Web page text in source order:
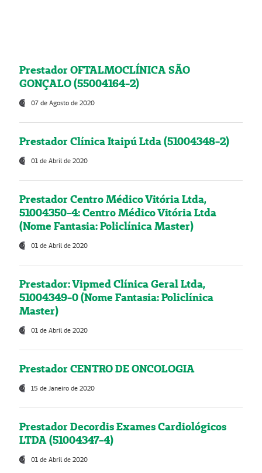
Prestador OFTALMOCLÍNICA SÃO
GONÇALO (55004164-2)
07 de Agosto de 2020
Prestador Clínica Itaipú Ltda (51004348-2)
01 de Abril de 2020
Prestador Centro Médico Vitória Ltda,
51004350-4: Centro Médico Vitória Ltda
(Nome Fantasia: Policlínica Master)
01 de Abril de 2020
Prestador: Vipmed Clínica Geral Ltda,
51004349-0 (Nome Fantasia: Policlínica
Master)
01 de Abril de 2020
Prestador CENTRO DE ONCOLOGIA
15 de Janeiro de 2020
Prestador Decordis Exames Cardiológicos
LTDA (51004347-4)
01 de Abril de 2020